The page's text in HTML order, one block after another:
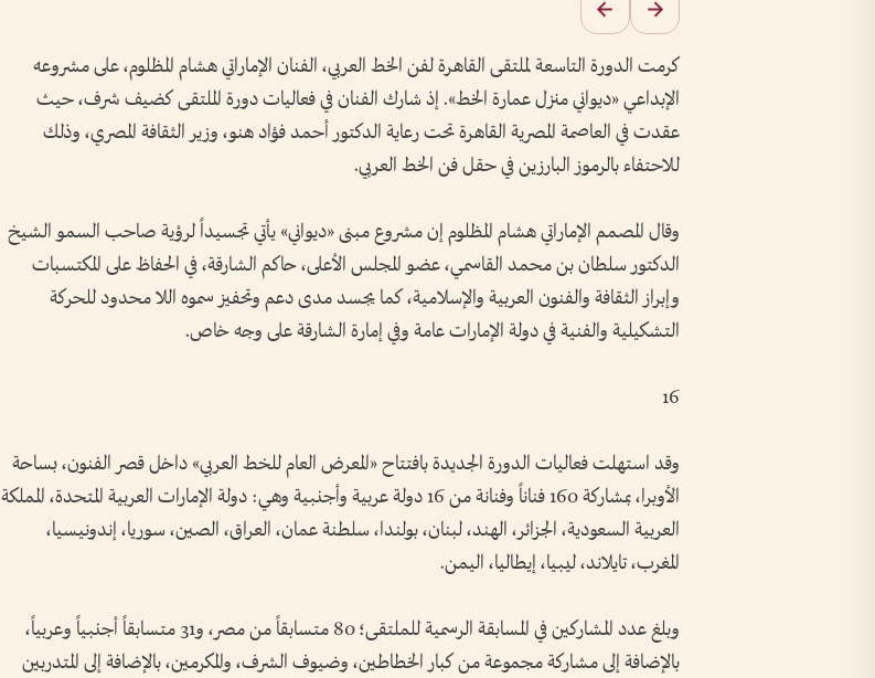
كرمت الدورة التاسعة لملتقى القاهرة لفن الخط العربي، الفنان الإماراتي هشام المظلوم، على مشروعه
الإبداعي «ديواني منزل عمارة الخط». إذ شارك الفنان في فعاليات دورة الملتقى كضيف شرف، حيث
عقدت في العاصمة المصرية القاهرة تحت رعاية الدكتور أحمد فؤاد هنو، وزير الثقافة المصري، وذلك
للاحتفاء بالرموز البارزين في حقل فن الخط العربي.
وقال المصمم الإماراتي هشام المظلوم إن مشروع مبنى «ديواني» يأتي تجسيداً لرؤية صاحب السمو الشيخ
الدكتور سلطان بن محمد القاسمي، عضو المجلس الأعلى، حاكم الشارقة، في الحفاظ على المكتسبات
وإبراز الثقافة والفنون العربية والإسلامية، كما يجسد مدى دعم وتحفيز سموه اللا محدود للحركة
التشكيلية والفنية في دولة الإمارات عامة وفي إمارة الشارقة على وجه خاص.
16
وقد استهلت فعاليات الدورة الجديدة بافتتاح «المعرض العام للخط العربي» داخل قصر الفنون، بساحة
الأوبرا، بمشاركة 160 فناناً وفنانة من 16 دولة عربية وأجنبية وهي: دولة الإمارات العربية المتحدة، المملكة
العربية السعودية، الجزائر، الهند، لبنان، بولندا، سلطنة عمان، العراق، الصين، سوريا، إندونيسيا،
المغرب، تايلاند، ليبيا، إيطاليا، اليمن.
وبلغ عدد المشاركين في المسابقة الرسمية للملتقى؛ 80 متسابقاً من مصر، و31 متسابقاً أجنبياً وعربياً،
بالإضافة إلى مشاركة مجموعة من كبار الخطاطين، وضيوف الشرف، والمكرمين، بالإضافة إلى المتدربين